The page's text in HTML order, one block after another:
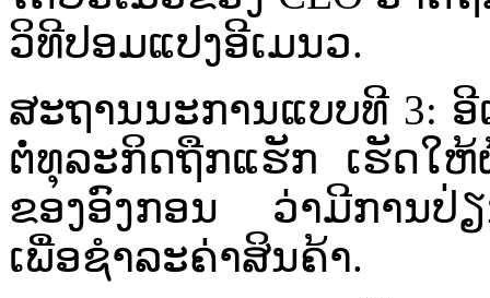
ວິທີ​ປອມ​ແປງ​ອີ​ເມນວ.
ສະຖານນະການ​ແບບທີ​ 3:
ຕໍ່​ທຸລະກິດ​ຖືກ​ແຮັກ​ ເຮັດໃຫ້​
ຂອງ​ອົງ​ກອນ ວ່າ​ມີ​ການ​ປ່ຽ
ເພື່ອ​ຊຳ​ລະ​ຄ່າ​ສິນ​ຄ້າ​.